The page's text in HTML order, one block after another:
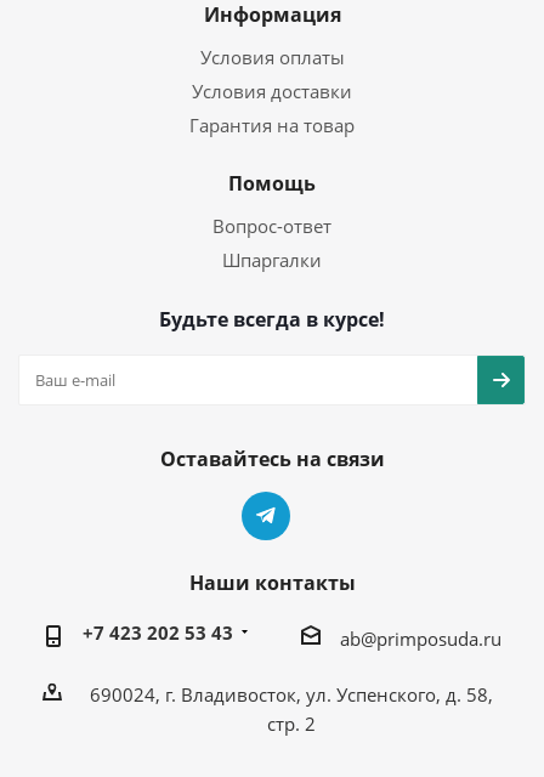
Информация
Условия оплаты
Условия доставки
Гарантия на товар
Помощь
Вопрос-ответ
Шпаргалки
Будьте всегда в курсе!
Оставайтесь на связи
Наши контакты
+7 423 202 53 43 ab@primposuda.ru
690024, г. Владивосток, ул. Успенского, д. 58,
стр. 2